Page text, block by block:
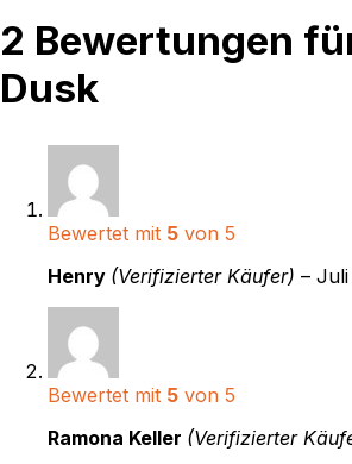
2 Bewertungen
Dusk
Bewertet mit 5 von 5
Henry (Verifizierter Käufer) – Juli
Bewertet mit 5 von 5
Ramona Keller (Verifizierter